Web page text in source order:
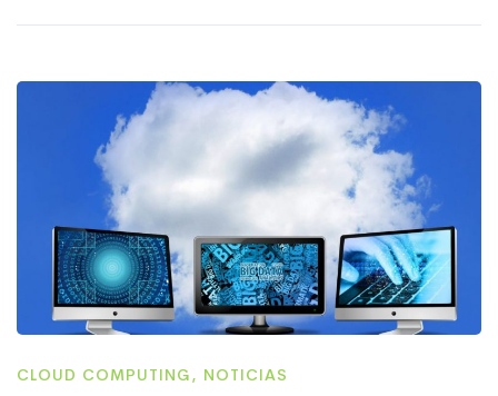
CLOUD COMPUTING, NOTICIAS